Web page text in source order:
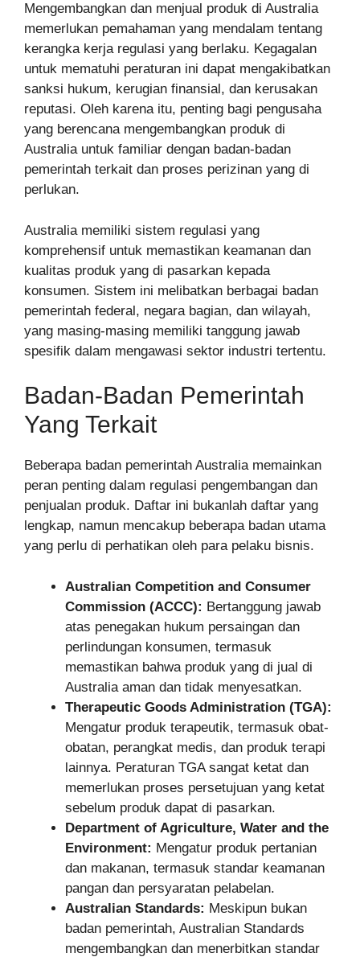
Mengembangkan dan menjual produk di Australia
memerlukan pemahaman yang mendalam tentang
kerangka kerja regulasi yang berlaku. Kegagalan
untuk mematuhi peraturan ini dapat mengakibatkan
sanksi hukum, kerugian finansial, dan kerusakan
reputasi. Oleh karena itu, penting bagi pengusaha
yang berencana mengembangkan produk di
Australia untuk familiar dengan badan-badan
pemerintah terkait dan proses perizinan yang di
perlukan.
Australia memiliki sistem regulasi yang
komprehensif untuk memastikan keamanan dan
kualitas produk yang di pasarkan kepada
konsumen. Sistem ini melibatkan berbagai badan
pemerintah federal, negara bagian, dan wilayah,
yang masing-masing memiliki tanggung jawab
spesifik dalam mengawasi sektor industri tertentu.
Badan-Badan Pemerintah
Yang Terkait
Beberapa badan pemerintah Australia memainkan
peran penting dalam regulasi pengembangan dan
penjualan produk. Daftar ini bukanlah daftar yang
lengkap, namun mencakup beberapa badan utama
yang perlu di perhatikan oleh para pelaku bisnis.
Australian Competition and Consumer
Commission (ACCC): Bertanggung jawab
atas penegakan hukum persaingan dan
perlindungan konsumen, termasuk
memastikan bahwa produk yang di jual di
Australia aman dan tidak menyesatkan.
Therapeutic Goods Administration (TGA):
Mengatur produk terapeutik, termasuk obat-
obatan, perangkat medis, dan produk terapi
lainnya. Peraturan TGA sangat ketat dan
memerlukan proses persetujuan yang ketat
sebelum produk dapat di pasarkan.
Department of Agriculture, Water and the
Environment: Mengatur produk pertanian
dan makanan, termasuk standar keamanan
pangan dan persyaratan pelabelan.
Australian Standards: Meskipun bukan
badan pemerintah, Australian Standards
mengembangkan dan menerbitkan standar